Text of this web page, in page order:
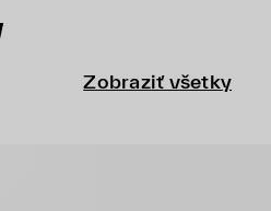
Zobraziť všetky